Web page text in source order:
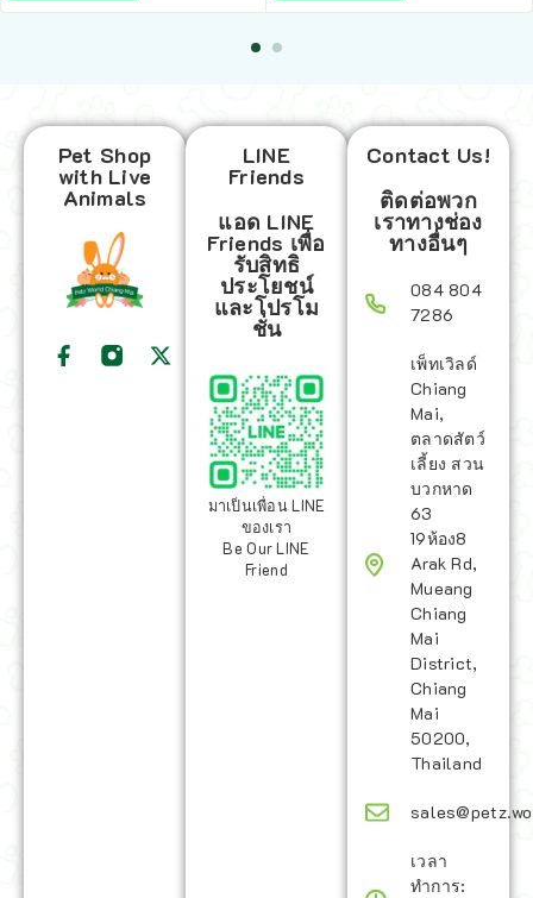
Pet Shop
with Live
Animals
LINE
Friends
แอด LINE
Friends เพื่อ
รับสิทธิ
ประโยชน์
และโปรโม
ชั่น
มาเป็นเพื่อน LINE
ของเรา
Be Our LINE
Friend
Contact Us!
ติดต่อพวก
เราทางช่อง
ทางอื่นๆ
084 804
7286
เพ็ทเวิลด์
Chiang
Mai,
ตลาดสัตว์
เลี้ยง สวน
บวกหาด
63
19ห้อง8
Arak Rd,
Mueang
Chiang
Mai
District,
Chiang
Mai
50200,
Thailand
เวลา
ทำการ: